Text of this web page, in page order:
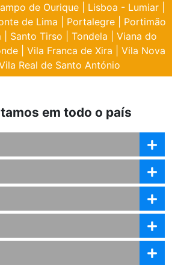
de Ourique Lisboa - Lumiar
de Lima Portalegre
Portimão
Santo Tirso Tondela
Viana do
Vila Franca de Xira
Vila Nova
Real de Santo António
em todo o país